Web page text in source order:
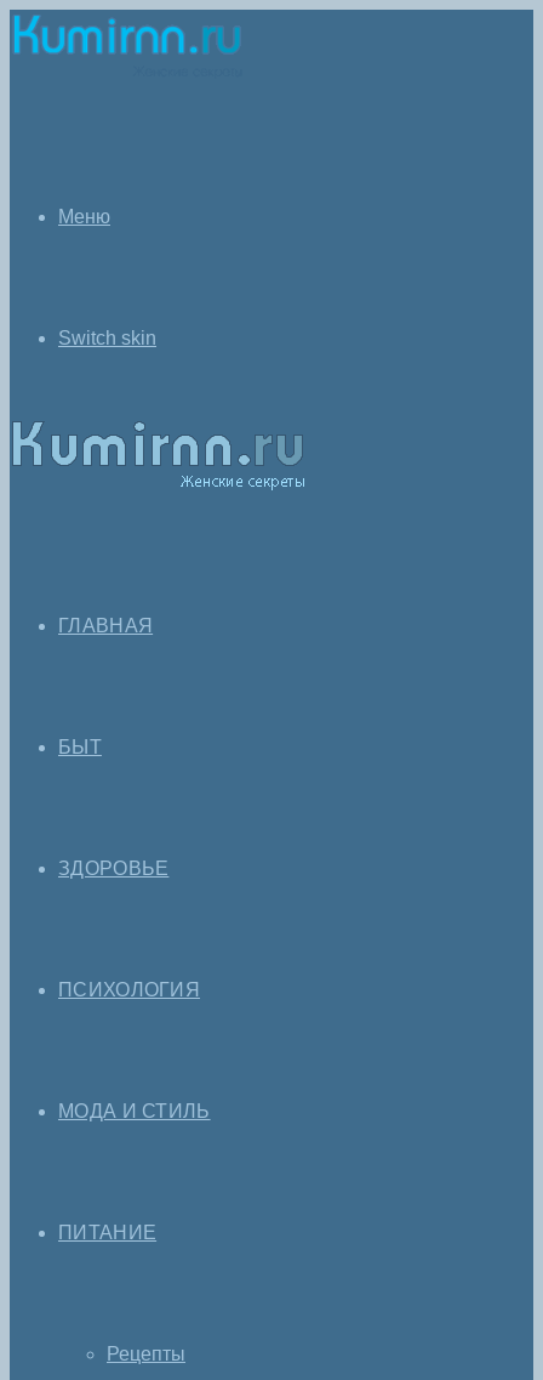
Меню
Switch skin
ГЛАВНАЯ
БЫТ
ЗДОРОВЬЕ
ПСИХОЛОГИЯ
МОДА И СТИЛЬ
ПИТАНИЕ
Рецепты